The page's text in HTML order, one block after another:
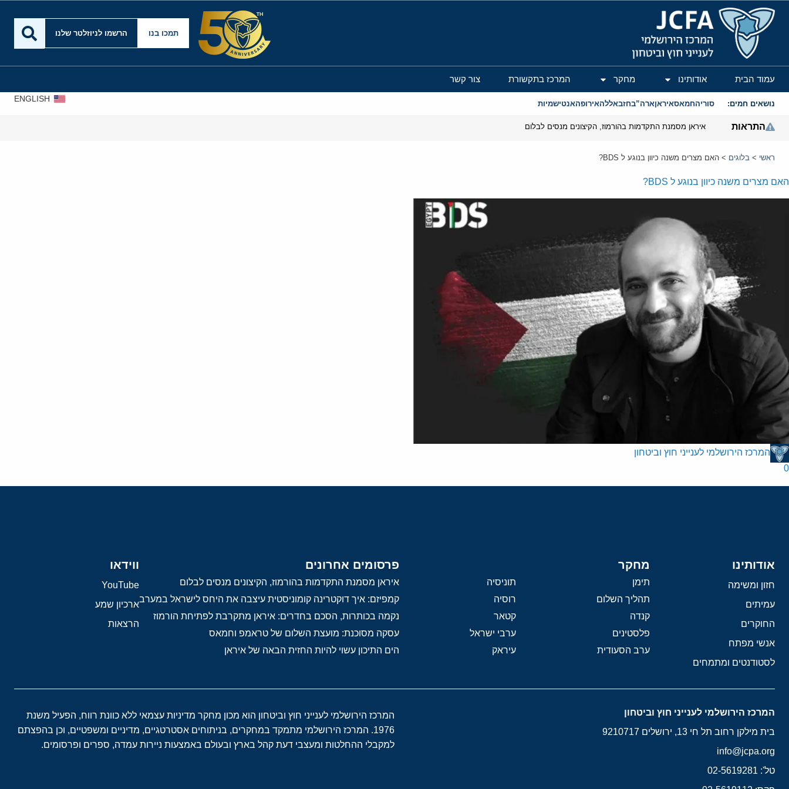
המרכז הירושלמי לענייני חוץ וביטחון
תמכו בנו הרשמו לניוזלטר שלנו
עמוד הבית אודותינו מחקר המרכז בתקשורת צור קשר
נושאים חמים: סוריהחמאסאיראןארה”בחזבאללהאירופהאנטישמיות
ENGLISH
התראות איראן מסמנת התקדמות בהורמוז, הקיצונים מנסים לבלום
ראשי > בלוגים > האם מצרים משנה כיוון בנוגע ל BDS?
האם מצרים משנה כיוון בנוגע ל BDS?
המרכז הירושלמי לענייני חוץ וביטחון
0
אודותינו
חזון ומשימה
עמיתים
החוקרים
אנשי מפתח
לסטודנטים ומתמחים
מחקר
תימן
תוניסיה
תהליך השלום
רוסיה
קנדה
קטאר
פלסטינים
ערבי ישראל
ערב הסעודית
עיראק
פרסומים אחרונים
איראן מסמנת התקדמות בהורמוז, הקיצונים מנסים לבלום
קמפיזם: איך דוקטרינה קומוניסטית עיצבה את היחס לישראל במערב
נקמה בכותרות, הסכם בחדרים: איראן מתקרבת לפתיחת הורמוז
עסקה מסוכנת: מועצת השלום של טראמפ וחמאס
הים התיכון עשוי להיות החזית הבאה של איראן
ווידאו
YouTube
ארכיון שמע
הרצאות
המרכז הירושלמי לענייני חוץ וביטחון
בית מילקן רחוב תל חי 13, ירושלים 9210717
info@jcpa.org
טל': 02-5619281
המרכז הירושלמי לענייני חוץ וביטחון הוא מכון מחקר מדיניות עצמאי ללא כוונת רווח, הפעיל משנת
1976. המרכז הירושלמי מתמקד במחקרים, בניתוחים אסטרטגיים, מדיניים ומשפטיים, וכן בהפצתם
למקבלי ההחלטות ומעצבי דעת קהל בארץ ובעולם באמצעות ניירות עמדה, ספרים ופרסומים.